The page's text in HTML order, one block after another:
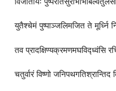
युतैश्चेमं पुष्पाञ्जलिमजित ते मूर्ध्नि
तव प्रादक्षिण्यक्रमणमघविद्ध्वंसि
चतुर्वारं विष्णो